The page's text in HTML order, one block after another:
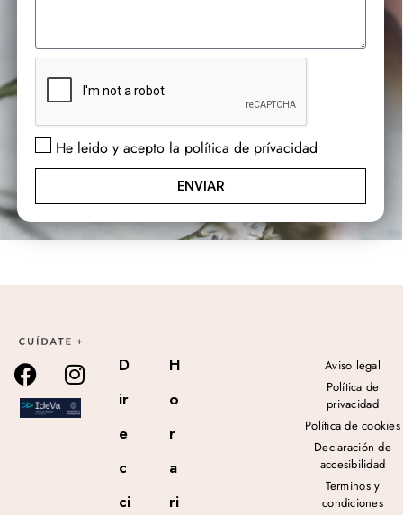
He leido y acepto la política de prívacidad
ENVIAR
D
ir
e
c
ci
H
o
r
a
ri
Aviso legal
Política de
privacidad
Política de cookies
Declaración de
accesibilidad
Terminos y
condiciones